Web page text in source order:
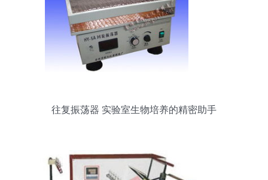
往复振荡器 实验室生物培养的精密助手